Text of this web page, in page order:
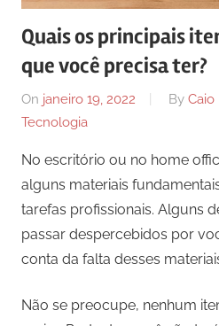
Quais os principais
que você precisa ter?
On janeiro 19, 2022 By Caio
Tecnologia
No escritório ou no home
alguns materiais
tarefas profissionais. Alguns
passar despercebidos por
conta da falta desses
Não se preocupe, nenhum